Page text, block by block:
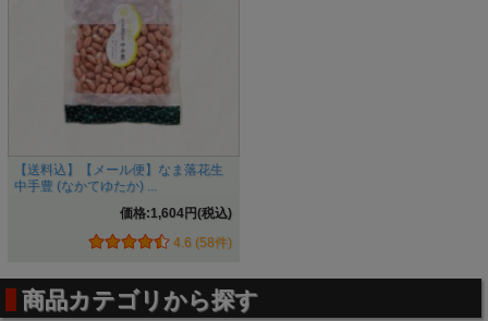
【送料込】【メール便】なま落花生
中手豊 (なかてゆたか) ...
価格:1,604円(税込)
4.6 (58件)
商品カテゴリから探す